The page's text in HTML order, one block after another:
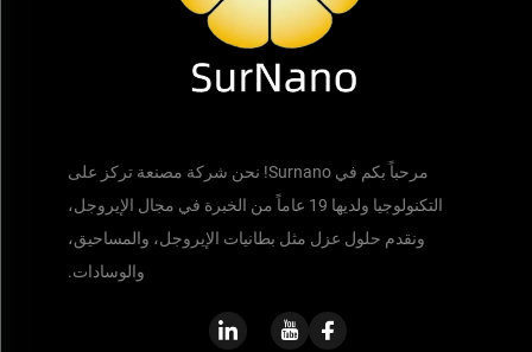
مرحباً بكم في Surnano! نحن شركة مصنعة تركز على
التكنولوجيا ولديها 19 عاماً من الخبرة في مجال الإيروجل،
ونقدم حلول عزل مثل بطانيات الإيروجل، والمساحيق،
والوسادات.